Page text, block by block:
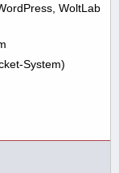
WoltLab
System)